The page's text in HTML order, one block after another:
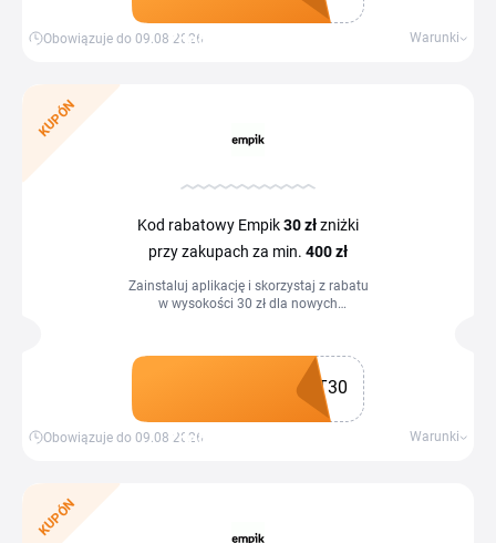
Zdobądź kupon
Obowiązuje do 09.08.2026 Warunki
KUPÓN
Kod rabatowy Empik30 złzniżki
przy zakupach za min. 400 zł
Zainstaluj aplikację i skorzystaj z rabatu
w wysokości 30 zł dla nowych
Zdobądź kupon
T30
Obowiązuje do 09.08.2026 Warunki
KUPÓN